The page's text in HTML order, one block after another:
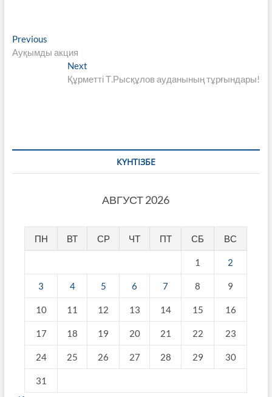
Навигация
по
записям
PreviousPrevious
post:
Ауқымды акция
Next
post:
Құрметті Т.Рысқұлов ауданының тұрғындары!
КҮНТІЗБЕ
АВГУСТ 2026
ПН ВТ СР ЧТ ПТ СБ ВС
1 2
3 4 5 6 7 8 9
10 11 12 13 14 15 16
17 18 19 20 21 22 23
24 25 26 27 28 29 30
31